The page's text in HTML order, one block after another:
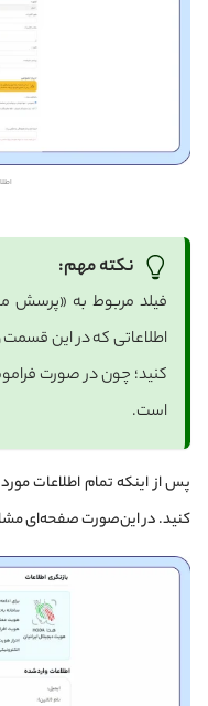
نکته مهم:
فیلد مربوط به «پرسش
اطلاعاتی که در این
کنید؛ چون در صورت
است.
پس از اینکه تمام اطلاعات
کنید. در این‌صورت صفحه‌ای